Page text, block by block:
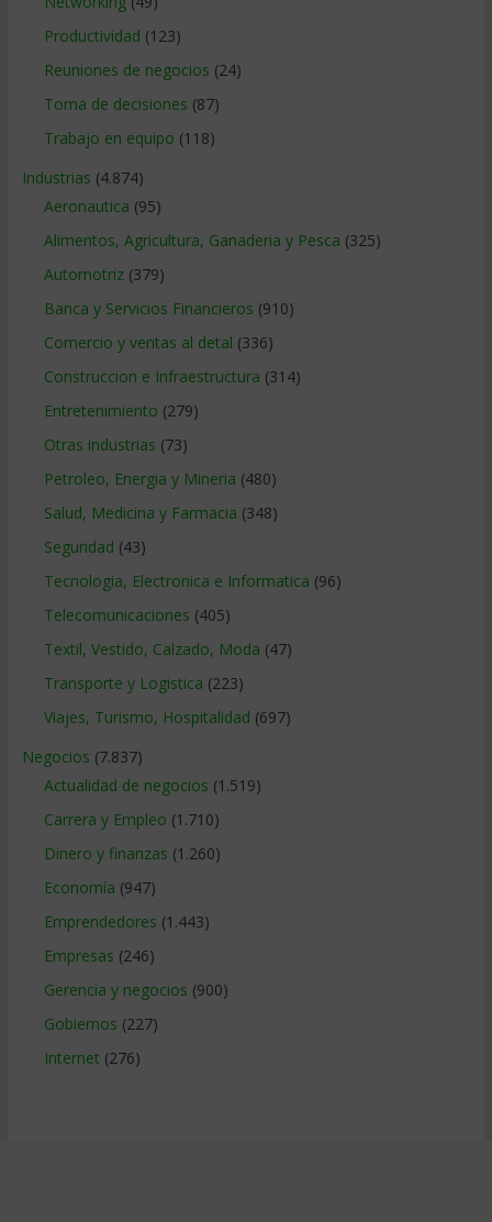
Productividad (123)
Reuniones de negocios (24)
Toma de decisiones (87)
Trabajo en equipo (118)
Industrias (4.874)
Aeronautica (95)
Alimentos, Agricultura, Ganaderia y Pesca (325)
Automotriz(379)
Banca y Servicios Financieros (910)
Comercio y ventas al detal (336)
Construccion e Infraestructura (314)
Entretenimiento (279)
Otras industrias (73)
Petroleo, Energia y Mineria (480)
Salud, Medicina y Farmacia (348)
Seguridad (43)
Tecnologia, Electronica e Informatica (96)
Telecomunicaciones (405)
Textil, Vestido, Calzado, Moda (47)
Transporte y Logistica (223)
Viajes, Turismo, Hospitalidad (697)
Negocios (7.837)
Actualidad de negocios (1.519)
Carrera y Empleo (1.710)
Dinero y finanzas (1.260)
Economía (947)
Emprendedores (1.443)
Empresas (246)
Gerencia y negocios (900)
Gobiernos (227)
Internet (276)